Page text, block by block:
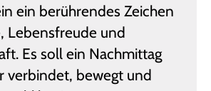
ein berührendes Zeichen
Lebensfreude und
Es soll ein Nachmittag
verbindet, bewegt und